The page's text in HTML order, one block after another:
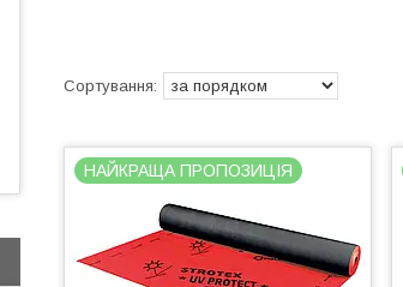
НАЙКРАЩА ПРОПОЗИЦІЯ